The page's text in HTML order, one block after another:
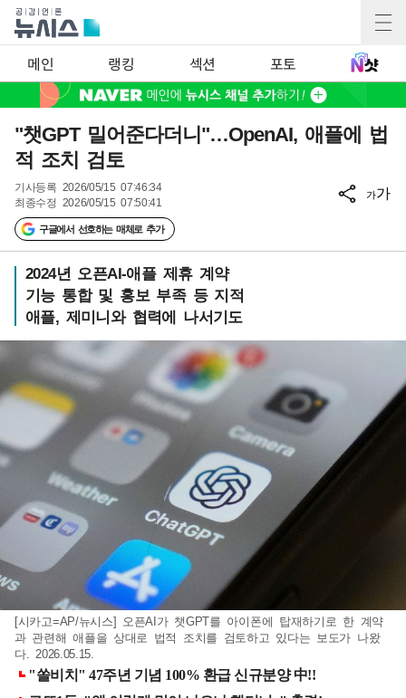
메인 랭킹 섹션 포토
"챗GPT 밀어준다더니"…OpenAI, 애플에 법
적 조치 검토
기사등록 2026/05/15 07:46:34
최종수정 2026/05/15 07:50:41
구글에서 선호하는 매체로 추가
가가
2024년 오픈AI-애플 제휴 계약
기능 통합 및 홍보 부족 등 지적
애플, 제미니와 협력에 나서기도
[시카고=AP/뉴시스] 오픈AI가 챗GPT를 아이폰에 탑재하기로 한 계약
과 관련해 애플을 상대로 법적 조치를 검토하고 있다는 보도가 나왔
다. 2026.05.15.